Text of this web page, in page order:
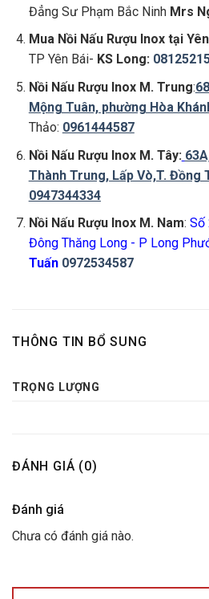
Đẳng Sư Phạm Bắc Ninh Mrs
Mua Nồi Nấu Rượu Inox tại
TP Yên Bái- KS Long:
Nồi Nấu Rượu Inox M. Trung:
Mộng Tuân, phường Hòa
Thảo: 0961444587
Nồi Nấu Rượu Inox M. Tây:
Thành Trung, Lấp Vò,T. Đồng
0947344334
Nồi Nấu Rượu Inox M. Nam: Số
Đông Thăng Long - P Long
Tuấn 0972534587
THÔNG TIN BỔ SUNG
TRỌNG LƯỢNG
ĐÁNH GIÁ (0)
Đánh giá
Chưa có đánh giá nào.